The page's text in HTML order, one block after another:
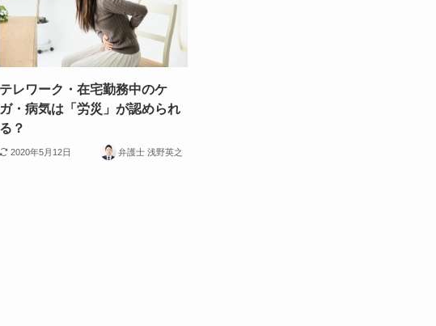
テレワーク・在宅勤務中のケ
ガ・病気は「労災」が認められ
る？
2020年5月12日 弁護士 浅野英之